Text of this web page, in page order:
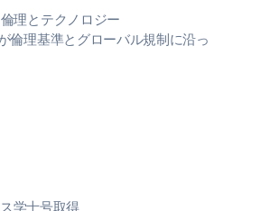
理とテクノロジー
倫理基準とグローバル規制に沿っ
学士号取得